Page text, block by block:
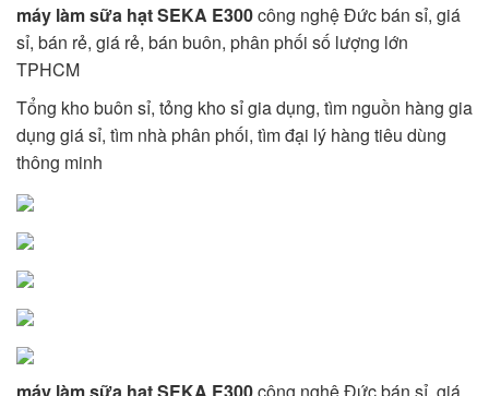
máy làm sữa hạt SEKA E300công nghệ Đức bán sỉ, giá
sỉ, bán rẻ, giá rẻ, bán buôn, phân phối số lượng lớn
TPHCM
Tổng kho buôn sỉ, tỏng kho sỉ gia dụng, tìm nguồn hàng gia
dụng giá sỉ, tìm nhà phân phối, tìm đại lý hàng tiêu dùng
thông minh
máy làm sữa hạt SEKA E300công nghệ Đức bán sỉ, giá